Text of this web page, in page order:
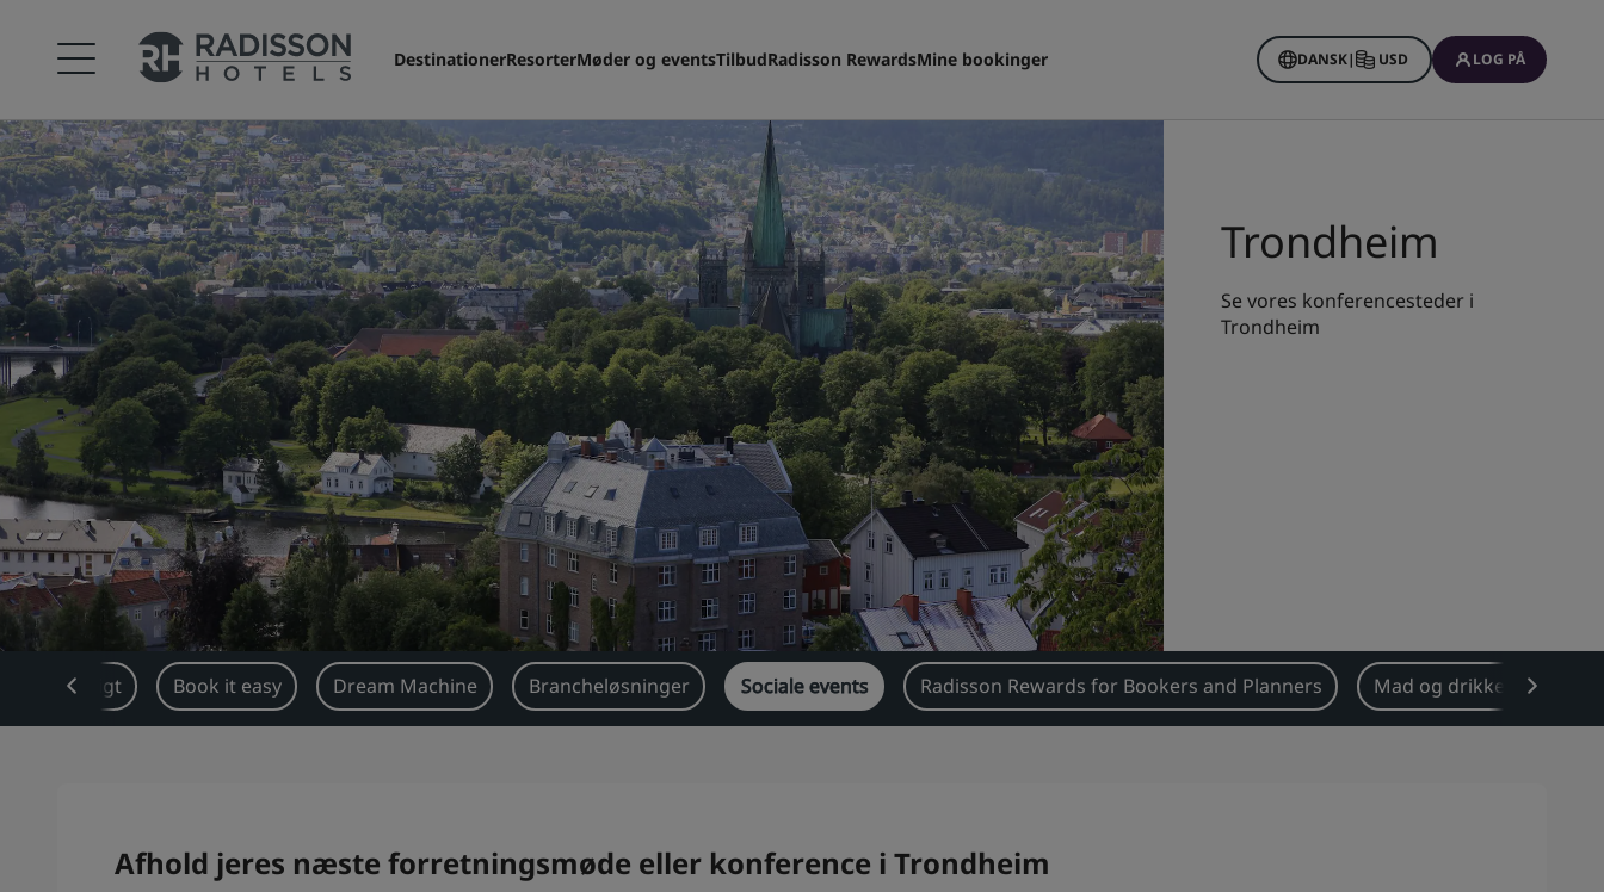
DestinationerResorterMøder og eventsTilbudRadisson RewardsMine bookinger DANSK| USD LOG PÅ
Trondheim
Se vores konferencesteder i
Trondheim
Oversigt Book it easy Dream Machine Brancheløsninger Sociale events Radisson Rewards for Bookers and Planners Mad og drikkevarer
Afhold jeres næste forretningsmøde eller konference i Trondheim